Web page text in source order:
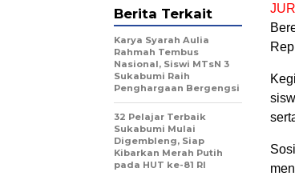
Berita Terkait
Karya Syarah Aulia
Rahmah Tembus
Nasional, Siswi MTsN 3
Sukabumi Raih
Penghargaan Bergengsi
32 Pelajar Terbaik
Sukabumi Mulai
Digembleng, Siap
Kibarkan Merah Putih
pada HUT ke-81 RI